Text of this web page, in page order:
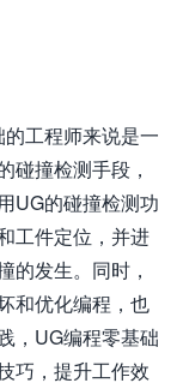
工程师来说是一
碰撞检测手段，
UG的碰撞检测功
工件定位，并进
的发生。同时，
和优化编程，也
，UG编程零基础
巧，提升工作效